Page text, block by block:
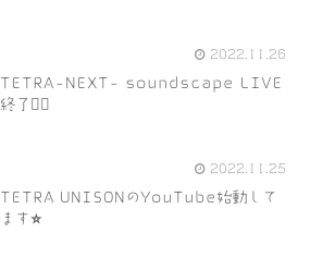
2022.11.26
TETRA-NEXT- soundscape LIVE
終了❤️‍🔥
2022.11.25
TETRA UNISONのYouTube始動して
ます⭐️